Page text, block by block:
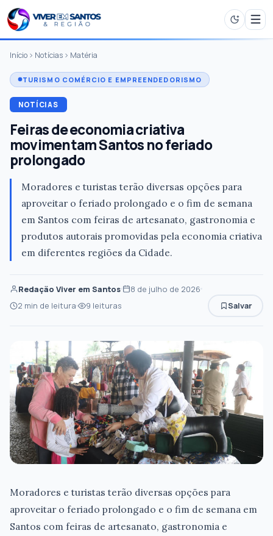
Início Notícias Matéria
TURISMO COMÉRCIO E EMPREENDEDORISMO
NOTÍCIAS
Feiras de economia criativa
movimentam Santos no feriado
prolongado
Moradores e turistas terão diversas opções para
aproveitar o feriado prolongado e o fim de semana
em Santos com feiras de artesanato, gastronomia e
produtos autorais promovidas pela economia criativa
em diferentes regiões da Cidade.
Redação Viver em Santos
8 de julho de 2026
2 min de leitura
9 leituras Salvar
Moradores e turistas terão diversas opções para
aproveitar o feriado prolongado e o fim de semana em
Santos com feiras de artesanato, gastronomia e